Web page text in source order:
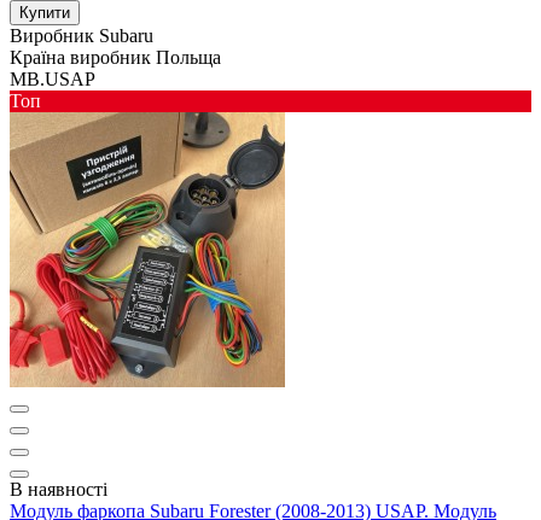
Купити
Виробник Subaru
Країна виробник Польща
MB.USAP
Toп
В наявності
Модуль фаркопа Subaru Forester (2008-2013) USAP. Модуль